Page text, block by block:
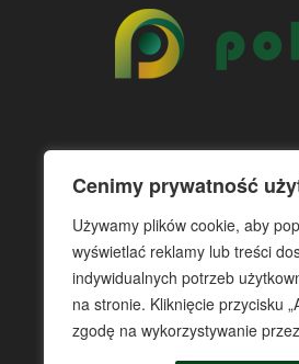
Cenimy prywatność
Używamy plików cookie, aby
wyświetlać reklamy lub treści
indywidualnych potrzeb
na stronie. Kliknięcie przycisku
zgodę na wykorzystywanie